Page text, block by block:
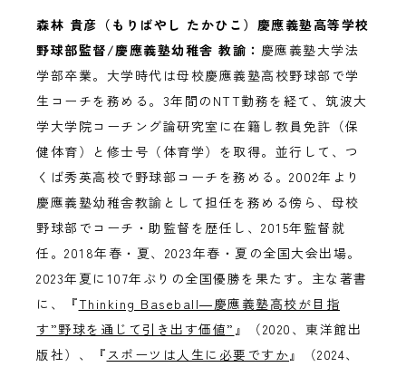
森林 貴彦（もりばやし たかひこ）慶應義塾高等学校
野球部監督/慶應義塾幼稚舎 教諭： 慶應義塾大学法
学部卒業。大学時代は母校慶應義塾高校野球部で学
生コーチを務める。3年間のNTT勤務を経て、筑波大
学大学院コーチング論研究室に在籍し教員免許（保
健体育）と修士号（体育学）を取得。並行して、つ
くば秀英高校で野球部コーチを務める。2002年より
慶應義塾幼稚舎教諭として担任を務める傍ら、母校
野球部でコーチ・助監督を歴任し、2015年監督就
任。2018年春・夏、2023年春・夏の全国大会出場。
2023年夏に107年ぶりの全国優勝を果たす。主な著書
に、『Thinking Baseball―慶應義塾高校が目指
す”野球を通じて引き出す価値” 』（2020、東洋館出
版社）、『 スポーツは人生に必要ですか』（2024、